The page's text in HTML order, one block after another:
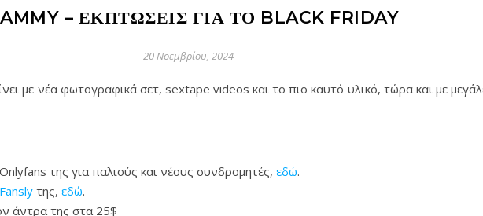
– ΕΚΠΤΏΣΕΙΣ ΓΙΑ ΤΟ BLACK FRIDAY
20 Νοεμβρίου, 2024
με νέα φωτογραφικά σετ, sextape videos και το πιο καυτό υλικό, τώρα και με
της για παλιούς και νέους συνδρομητές, εδώ.
Fansly της, εδώ.
άντρα της στα 25$